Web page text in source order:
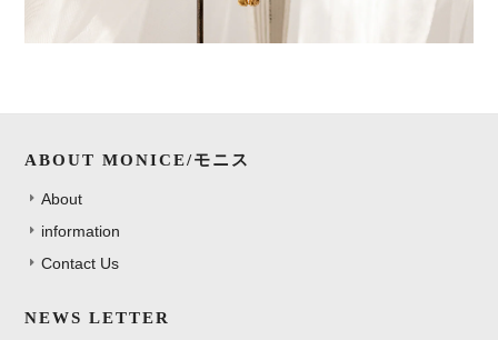
ABOUT MONICE/モニス
About
information
Contact Us
NEWS LETTER